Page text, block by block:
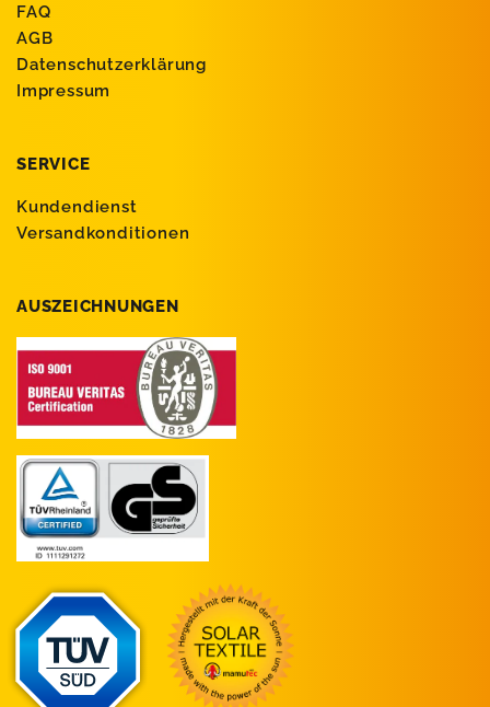
FAQ
AGB
Datenschutzerklärung
Impressum
SERVICE
Kundendienst
Versandkonditionen
AUSZEICHNUNGEN